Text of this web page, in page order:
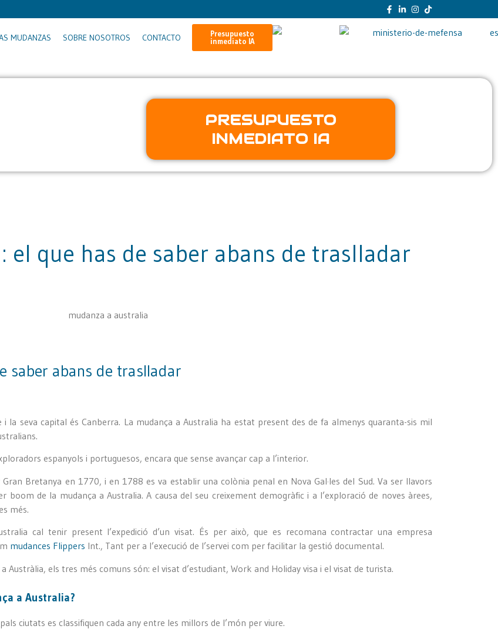
MUDANZAS SOBRE NOSOTROS CONTACTO
Presupuesto
inmediato IA
PRESUPUESTO
INMEDIATO IA
el que has de saber abans de traslladar
saber abans de traslladar
la seva capital és Canberra. La mudança a Australia ha estat present des de fa almenys quaranta-sis mil
espanyols i portuguesos, encara que sense avançar cap a l’interior.
Bretanya en 1770, i en 1788 es va establir una colònia penal en Nova Gal·les del Sud. Va ser llavors
de la mudança a Australia. A causa del seu creixement demogràfic i a l’exploració de noves àrees,
més.
cal tenir present l’expedició d’un visat. És per això, que es recomana contractar una empresa
mudances Flippers Int., Tant per a l’execució de l’servei com per facilitar la gestió documental.
Austràlia, els tres més comuns són: el visat d’estudiant, Work and Holiday visa i el visat de turista.
a Australia?
ciutats es classifiquen cada any entre les millors de l’món per viure.